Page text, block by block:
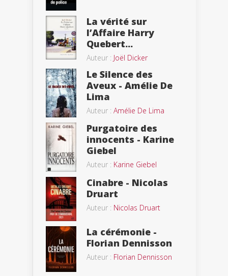
La vérité sur
l’Affaire Harry
Quebert...
Auteur : Joël Dicker
Le Silence des
Aveux - Amélie De
Lima
Auteur : Amélie De Lima
Purgatoire des
innocents - Karine
Giebel
Auteur : Karine Giebel
Cinabre - Nicolas
Druart
Auteur : Nicolas Druart
La cérémonie -
Florian Dennisson
Auteur : Florian Dennisson